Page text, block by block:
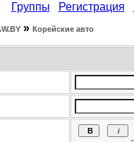
Группы Регистрация
» Корейские авто